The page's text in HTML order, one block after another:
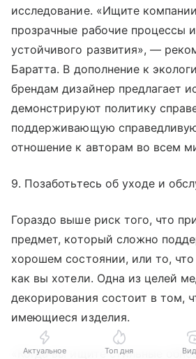
исследование. «Ищите
прозрачные рабочие процессы
устойчивого развития», —
Баратта. В дополнение к
брендам дизайнер предлагает
демонстрируют политику
поддерживающую
отношение к авторам во всем
9. Позаботьтесь об уходе и
Гораздо выше риск того, что
предмет, который сложно
хорошем состоянии, или то, что
как вы хотели. Одна из целей
декорирования состоит в том,
имеющиеся изделия.
«Когда вы ищите стильные
Актуальное Топ дня